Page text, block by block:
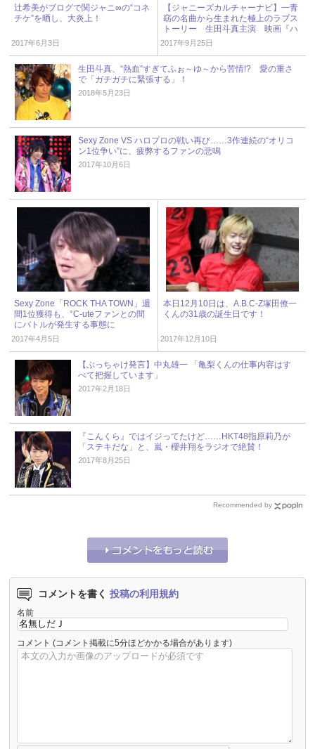
辻希美がブログで関ジャニ∞の“コネ
チケ”を晒し、大炎上！
2017年6月3日
【ジャニーズカルチャーナビ】一青
窈の名曲から生まれた極上のラブス
トーリー 生田斗真主演 映画『ハ
ナミズキ』
2017年9月25日
生田斗真、“熱血”すぎてふぉ～ゆ～から苦情!? 愛の重さ
で「ガチガチに緊張する」！
2018年5月23日
Sexy Zone VS ハロプロの戦い再び……3作連続の“オリコ
ン1位争い”に、疲弊するファンの悲鳴
2017年10月6日
Sexy Zone「ROCK THA TOWN」週
間1位獲得も、°C-uteファンとの間
にバトルが発生する事態に
2017年4月5日
本日12月10日は、A.B.C-Z塚田僚一
くんの31歳の誕生日です！
2017年12月10日
【ぶっちゃけ発言】中丸雄一 「亀梨くんの仕事内容はす
べて把握しています」
2017年2月18日
『こんくら』ではイジってたけど……HKT48指原莉乃が
「ステキだな」と、嵐・櫻井翔をラジオで絶賛！
2017年8月25日
Recommended by
コメントを書く 投稿の利用規約
名前
コメント (コメント掲載に5分ほどかかる場合があります)